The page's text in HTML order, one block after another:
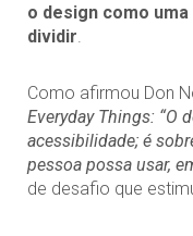
o design como
dividir
Como afirmou Don
Everyday Things: “O
acessibilidade; é
pessoa possa usar,
de desafio que